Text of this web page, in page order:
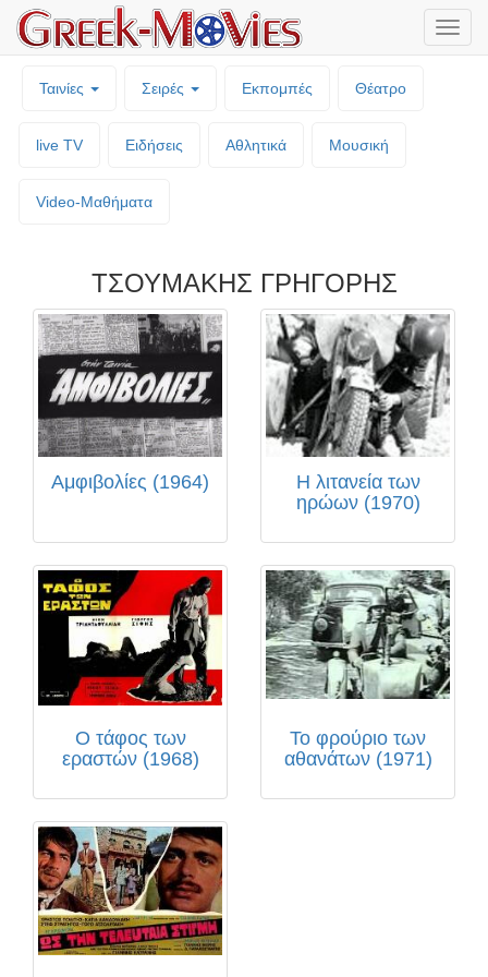
Ταινίες Σειρές Εκπομπές Θέατρο
live TV Ειδήσεις Αθλητικά Μουσική
Video-Mαθήματα
ΤΣΟΥΜΑΚΗΣ ΓΡΗΓΟΡΗΣ
Αμφιβολίες (1964)
Η λιτανεία των
ηρώων (1970)
Ο τάφος των
εραστών (1968)
Το φρούριο των
αθανάτων (1971)